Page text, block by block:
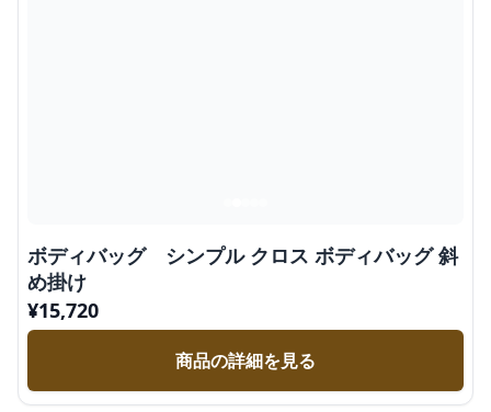
ボディバッグ シンプル クロス ボディバッグ 斜
め掛け
¥15,720
商品の詳細を見る